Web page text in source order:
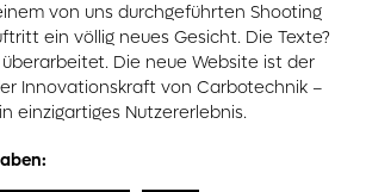
von uns durchgeführten Shooting
ein völlig neues Gesicht. Die Texte?
Die neue Website ist der
Innovationskraft von Carbotechnik –
einzigartiges Nutzererlebnis.